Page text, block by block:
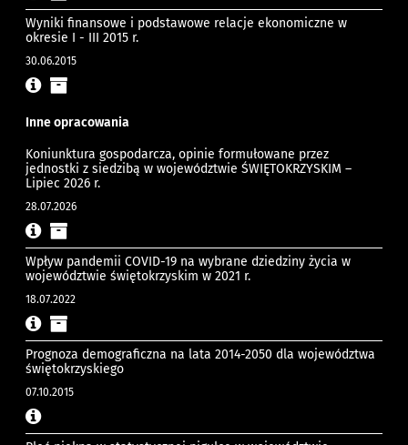
Wyniki finansowe i podstawowe relacje ekonomiczne w
okresie I - III 2015 r.
30.06.2015
Inne opracowania
Koniunktura gospodarcza, opinie formułowane przez
jednostki z siedzibą w województwie ŚWIĘTOKRZYSKIM –
Lipiec 2026 r.
28.07.2026
Wpływ pandemii COVID-19 na wybrane dziedziny życia w
województwie świętokrzyskim w 2021 r.
18.07.2022
Prognoza demograficzna na lata 2014-2050 dla województwa
świętokrzyskiego
07.10.2015